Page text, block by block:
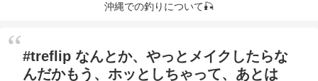
沖縄での釣りについて🎣
#treflip なんとか、やっとメイクしたらな
んだかもう、ホッとしちゃって、あとは